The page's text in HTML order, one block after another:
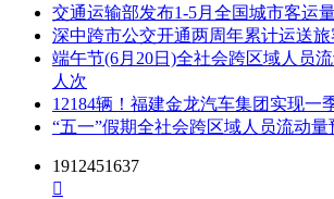
交通运输部发布1-5月全国城市客运
深中跨市公交开通两周年累计运送旅
端午节(6月20日)全社会跨区域人员
人次
12184辆！福建金龙汽车集团实现一
“五一”假期全社会跨区域人员流动量
1912451637
